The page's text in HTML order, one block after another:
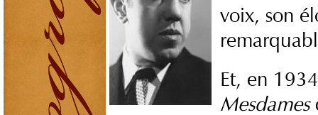
voix, son
Et, en
Mesdames